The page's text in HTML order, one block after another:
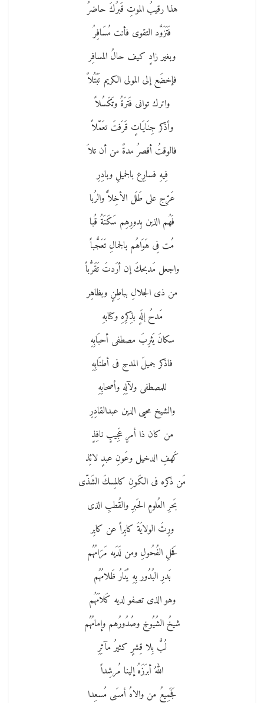
هذا رقيبُ الموتِ قَبرُكَ حاضرُ
فَتَزَوَّد التقوى فأنت مُسَافِرُ
وبغير زادٍ كيف حالُ المسافِر
فإخضَع إلى المولى الكريم تَبَتُلاً
واترك توانى فَترَةُ وتَكَسُلاً
وأذكر جِنَايَاتٍ قَرَفتَ تعَمّلاً
فالوقتُ أقصرُ مدةً من أن تلاَ
فِيهِ فسارِع بالجميلِ وبادِرِ
عَرِّج على طَلَل الأخِلاَّ والرُبا
فَهُم الذين بِدورِهِم سَكَنَةُ قُبا
مُت فِى هَوَاهُم بالجمالِ تَعَجُّباً
واجعل مَدبحكَ إن أرَدتَ تَقَرُّباً
من ذى الجلالِ بباطِنٍ وبظاهِر
مَدحُ إلَهٍ بذِكرِهِ وكتابهِ
سكانَ يَثرِبَ مصطفى أحبَابِهِ
فاذكر جميلَ المدحِ فى أطنَابِهِ
للمصطفى ولآلِهِ وأصحابِهِ
والشيخ محيى الدين عبدالقادِرِ
من كان ذا أمرٍ عَجِيبٍ نافِذٍ
كَهفِ الدخيل وعَونِ عبدٍ لائِذ
مَن ذكره فى الكَونِ كالمِسكَ الشَذّى
بَحرِ العُلومِ الحَبرِ والقُطبِ الذى
ورِثَ الولايَةَ كابِراً عن كابِر
فَحلِ الفُحُولِ ومن لَدَيه مَرَامُهُم
بَدرِ البُدُور بِهِ يُنَارُ ظَلامُهُم
وهو الذى تصفو لديه كَلاَمَهُم
شيخُ الشُيُوخِ وصُدُورُهم وإمامُهُم
لُبُّ بِلا قِشرٍ كثيرُ مآثِرِ
اللهُ أبرَزَهُ إلينا مُرشِداً
فَجَمِيعُ من والاهُ أمسَى مُسعِدا